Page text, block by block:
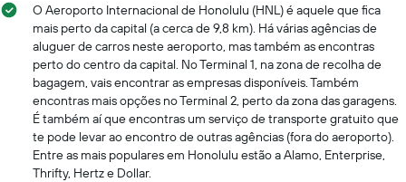
O Aeroporto Internacional de Honolulu (HNL) é aquele que fica
mais perto da capital (a cerca de 9,8 km). Há várias agências de
aluguer de carros neste aeroporto, mas também as encontras
perto do centro da capital. No Terminal 1, na zona de recolha de
bagagem, vais encontrar as empresas disponíveis. Também
encontras mais opções no Terminal 2, perto da zona das garagens.
É também aí que encontras um serviço de transporte gratuito que
te pode levar ao encontro de outras agências (fora do aeroporto).
Entre as mais populares em Honolulu estão a Alamo, Enterprise,
Thrifty, Hertz e Dollar.